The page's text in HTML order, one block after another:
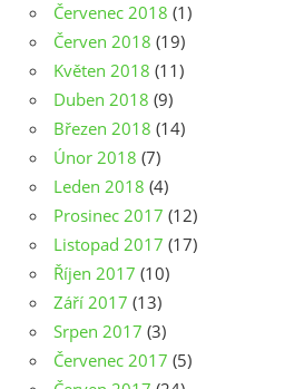
Červenec 2018 (1)
Červen 2018 (19)
Květen 2018 (11)
Duben 2018 (9)
Březen 2018 (14)
Únor 2018 (7)
Leden 2018 (4)
Prosinec 2017 (12)
Listopad 2017 (17)
Říjen 2017 (10)
Září 2017 (13)
Srpen 2017 (3)
Červenec 2017 (5)